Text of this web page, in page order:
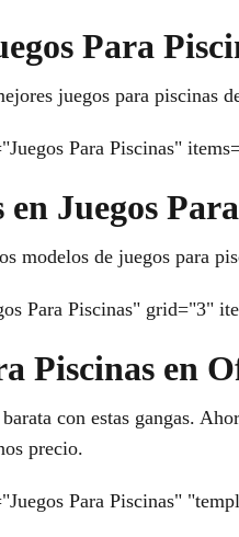
Para
juegos para piscinas
Para Piscinas"
en Juegos
modelos de juegos para
Para Piscinas" grid="3"
Piscinas en
con estas gangas.
precio.
Para Piscinas"